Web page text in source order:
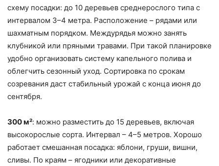
схему посадки: до 10 деревьев среднерослого типа с
интервалом 3–4 метра. Расположение – рядами или
шахматным порядком. Междурядья можно занять
клубникой или пряными травами. При такой планировке
удобно организовать систему капельного полива и
облегчить сезонный уход. Сортировка по срокам
созревания даст стабильный урожай с конца июня до
сентября.
300 м²: можно разместить до 15 деревьев, включая
высокорослые сорта. Интервал – 4–5 метров. Хорошо
работает смешанная посадка: яблони, груши, вишни,
сливы. По краям – ягодники или декоративные